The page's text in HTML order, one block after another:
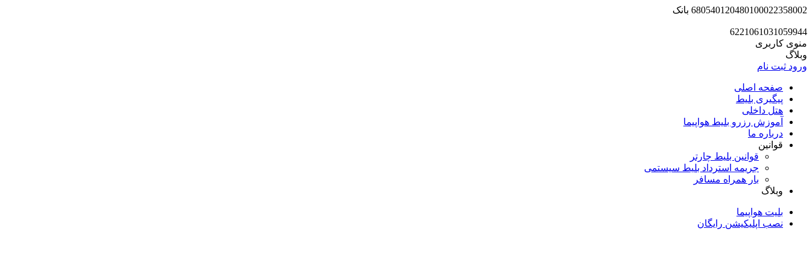
680540120480100022358002 بانک
6221061031059944
منوی کاربری
وبلاگ
ورود ثبت نام
صفحه اصلی
پیگیری بلیط
هتل داخلی
آموزش رزرو بلیط هواپیما
درباره ما
قوانین
قوانین بلیط چارتر
جریمه استرداد بلیط سیستمی
بار همراه مسافر
وبلاگ
بلیت هواپیما
نصب اپلیکیشن رایگان